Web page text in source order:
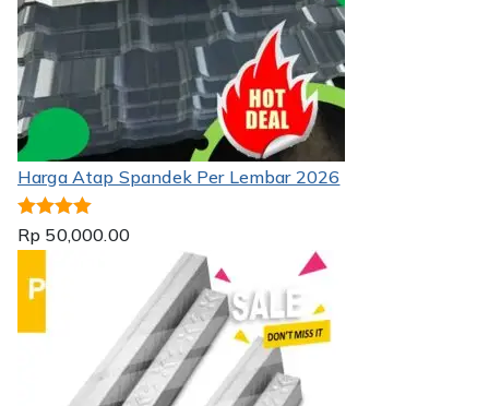
Harga Atap Spandek Per Lembar 2026
Dinilai5.00
Rp 50,000.00